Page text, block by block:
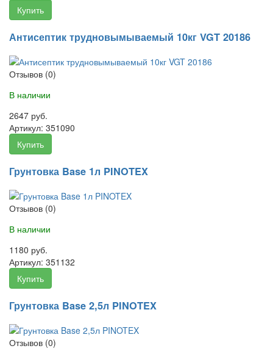
Купить
Антисептик трудновымываемый 10кг VGT 20186
Отзывов (0)
В наличии
2647 руб.
Артикул: 351090
Купить
Грунтовка Base 1л PINOTEX
Отзывов (0)
В наличии
1180 руб.
Артикул: 351132
Купить
Грунтовка Base 2,5л PINOTEX
Отзывов (0)